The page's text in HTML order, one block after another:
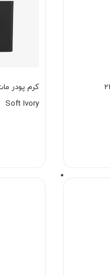
کرم پودر
Soft Ivory